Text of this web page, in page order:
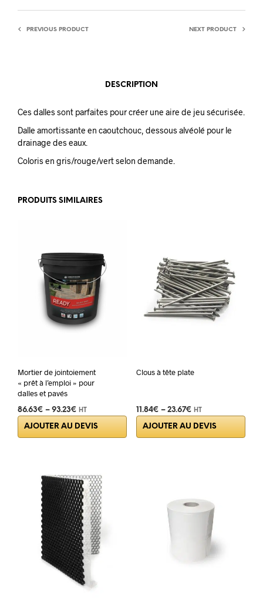
PREVIOUS PRODUCT NEXT PRODUCT
DESCRIPTION
Ces dalles sont parfaites pour créer une aire de jeu sécurisée.
Dalle amortissante en caoutchouc, dessous alvéolé pour le
drainage des eaux.
Colorisen gris/rouge/vert selon demande.
PRODUITS SIMILAIRES
Mortier de jointoiement
« prêt à l’emploi » pour
dalles et pavés
86.63€ – 93.23€ HT
AJOUTER AU DEVIS
Ce
produit
Clous à tête plate
11.84€ – 23.67€ HT
AJOUTER AU DEVIS
Ce